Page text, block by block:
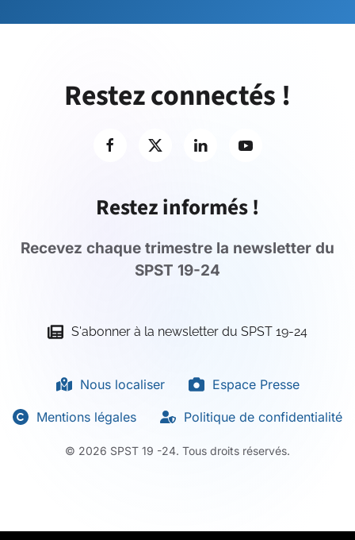
Restez connectés !
Restez informés !
Recevez chaque trimestre la newsletter du
SPST 19-24
S'abonner à la newsletter du SPST 19-24
Nous localiser Espace Presse
Mentions légales Politique de confidentialité
© 2026 SPST 19 -24. Tous droits réservés.